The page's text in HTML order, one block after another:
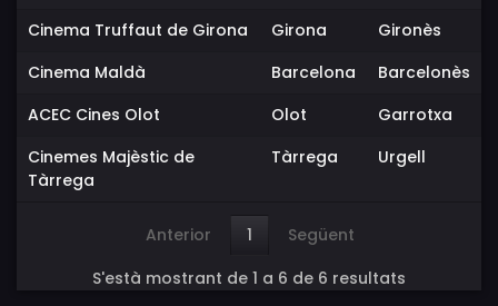
Cinema Truffaut de Girona
Girona
Gironès
Cinema Maldà
Barcelona
Barcelonès
ACEC Cines Olot
Olot
Garrotxa
Cinemes Majèstic de
Tàrrega
Tàrrega Urgell
Anterior 1
Següent
S'està mostrant de 1 a 6 de 6 resultats